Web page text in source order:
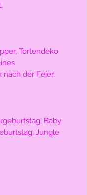
Tortendeko
nach der Feier.
Baby
Jungle